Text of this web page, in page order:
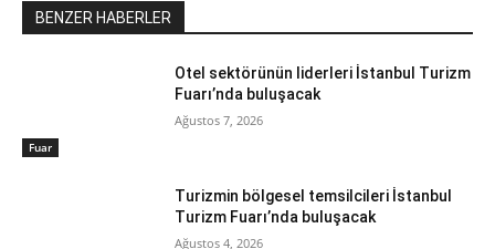
BENZER HABERLER
Fuar
Otel sektörünün liderleri İstanbul Turizm
Fuarı’nda buluşacak
Ağustos 7, 2026
Turizmin bölgesel temsilcileri İstanbul
Turizm Fuarı’nda buluşacak
Ağustos 4, 2026